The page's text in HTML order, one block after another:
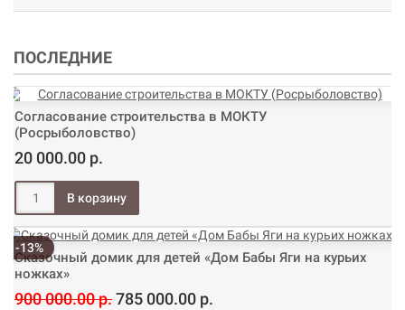
ПОСЛЕДНИЕ
Согласование строительства в МОКТУ
(Росрыболовство)
20 000.00 р.
-13%
Сказочный домик для детей «Дом Бабы Яги на курьих
ножках»
900 000.00 р.785 000.00 р.